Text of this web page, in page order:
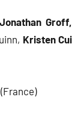
Jonathan Groff,
Kristen Cui